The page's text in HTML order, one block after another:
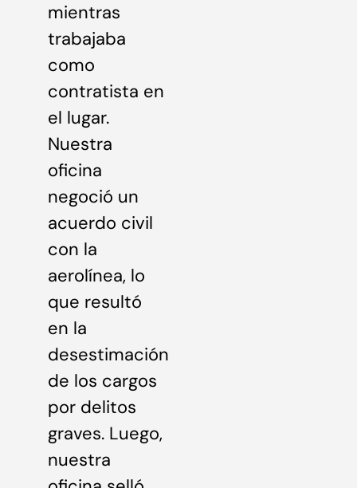
mientras
trabajaba
como
contratista en
el lugar.
Nuestra
oficina
negoció un
acuerdo civil
con la
aerolínea, lo
que resultó
en la
desestimación
de los cargos
por delitos
graves. Luego,
nuestra